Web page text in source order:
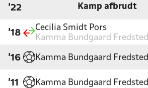
'22 Kamp afbrudt
'18
Cecilia Smidt Pors
Kamma Bundgaard Fredsted
'16 Kamma Bundgaard Fredsted
'11 Kamma Bundgaard Fredsted